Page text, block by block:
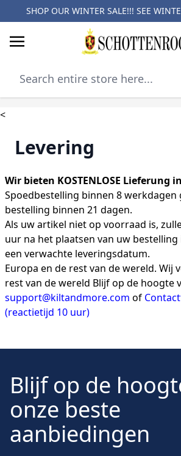
SHOP OUR WINTER SALE!!! SEE
<
Levering
Wir bieten KOSTENLOSE Lieferung
Spoedbestelling binnen 8 werkdagen
bestelling binnen 21 dagen.
Als uw artikel niet op voorraad is,
uur na het plaatsen van uw
een verwachte leveringsdatum.
Europa en de rest van de wereld. Wij
rest van de wereld Blijf op de hoogte
support@kiltandmore.com of
(reactietijd 10 uur)
Blijf op de
onze beste
aanbiedingen